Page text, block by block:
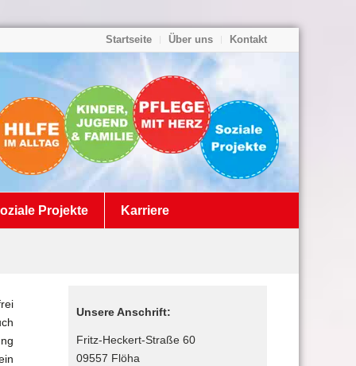
Startseite Über uns Kontakt
Projekte Karriere
Unsere Anschrift:
Fritz-Heckert-Straße 60
09557 Flöha